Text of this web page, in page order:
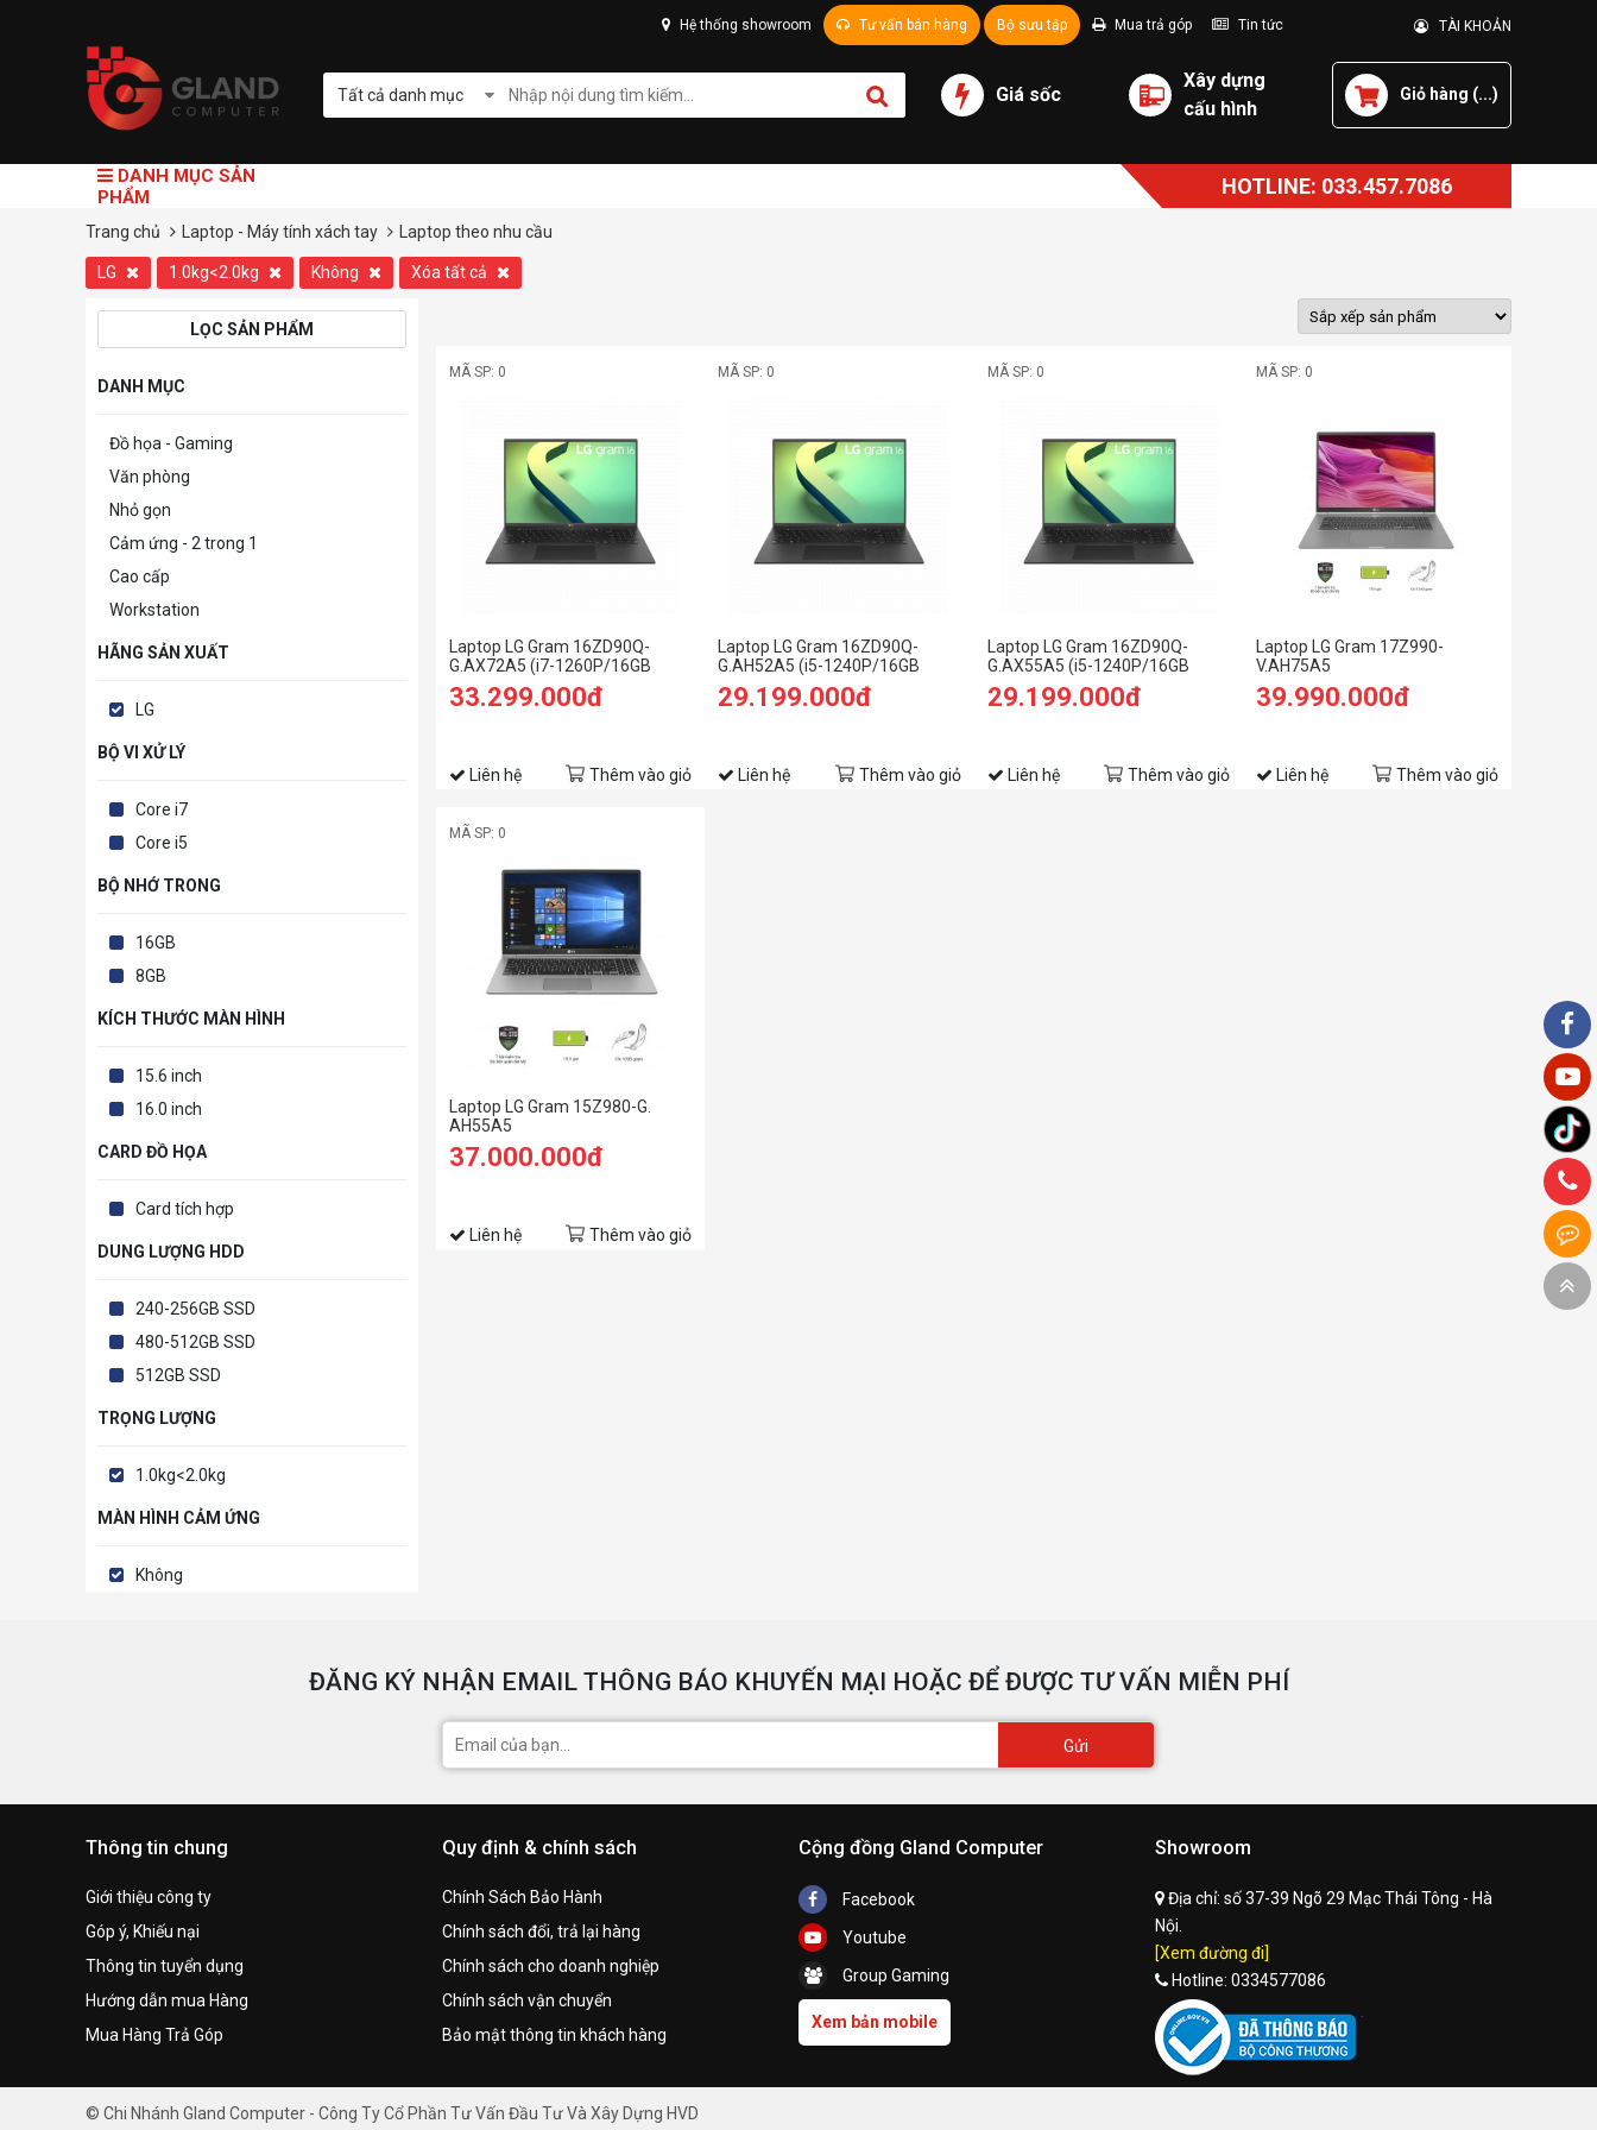
Hệ thống showroom Tư vấn bán hàng Bộ sưu tập Mua trả góp Tin tức TÀI KHOẢN
Tất cả danh mục Giá sốc
Xây dựng
cấu hình
Giỏ hàng (...)
DANH MỤC SẢN
PHẨM
HOTLINE: 033.457.7086
Trang chủ Laptop - Máy tính xách tay Laptop theo nhu cầu
LG 1.0kg<2.0kg Không Xóa tất cả
LỌC SẢN PHẨM
DANH MỤC
Đồ họa - Gaming
Văn phòng
Nhỏ gọn
Cảm ứng - 2 trong 1
Cao cấp
Workstation
HÃNG SẢN XUẤT
LG
BỘ VI XỬ LÝ
Core i7
Core i5
BỘ NHỚ TRONG
16GB
8GB
KÍCH THƯỚC MÀN HÌNH
15.6 inch
16.0 inch
CARD ĐỒ HỌA
Card tích hợp
DUNG LƯỢNG HDD
240-256GB SSD
480-512GB SSD
512GB SSD
TRỌNG LƯỢNG
1.0kg<2.0kg
MÀN HÌNH CẢM ỨNG
Không
MÃ SP: 0
Laptop LG Gram 16ZD90Q-
G.AX72A5 (i7-1260P/16GB
RAM/256GB SSD/16.0 inch
WQXGA/Dos/Đen) (2022)
33.299.000đ
Liên hệ Thêm vào giỏ
MÃ SP: 0
Laptop LG Gram 16ZD90Q-
G.AH52A5 (i5-1240P/16GB
RAM/256GB SSD/16.0 inch
WQXGA/Win11/Đen) (2022)
29.199.000đ
Liên hệ Thêm vào giỏ
MÃ SP: 0
Laptop LG Gram 16ZD90Q-
G.AX55A5 (i5-1240P/16GB
RAM/512GB SSD/16.0 inch
WQXGA/Dos/Đen) (2022)
29.199.000đ
Liên hệ Thêm vào giỏ
MÃ SP: 0
Laptop LG Gram 17Z990-
V.AH75A5
39.990.000đ
Liên hệ Thêm vào giỏ
MÃ SP: 0
Laptop LG Gram 15Z980-G.
AH55A5
37.000.000đ
Liên hệ Thêm vào giỏ
ĐĂNG KÝ NHẬN EMAIL THÔNG BÁO KHUYẾN MẠI HOẶC ĐỂ ĐƯỢC TƯ VẤN MIỄN PHÍ
Gửi
Thông tin chung
Giới thiệu công ty
Góp ý, Khiếu nại
Thông tin tuyển dụng
Hướng dẫn mua Hàng
Mua Hàng Trả Góp
Quy định & chính sách
Chính Sách Bảo Hành
Chính sách đổi, trả lại hàng
Chính sách cho doanh nghiệp
Chính sách vận chuyển
Bảo mật thông tin khách hàng
Cộng đồng Gland Computer
Facebook
Youtube
Group Gaming
Xem bản mobile
Showroom
Địa chỉ: số 37-39 Ngõ 29 Mạc Thái Tông - Hà
Nội.
[Xem đường đi]
Hotline: 0334577086
© Chi Nhánh Gland Computer - Công Ty Cổ Phần Tư Vấn Đầu Tư Và Xây Dựng HVD